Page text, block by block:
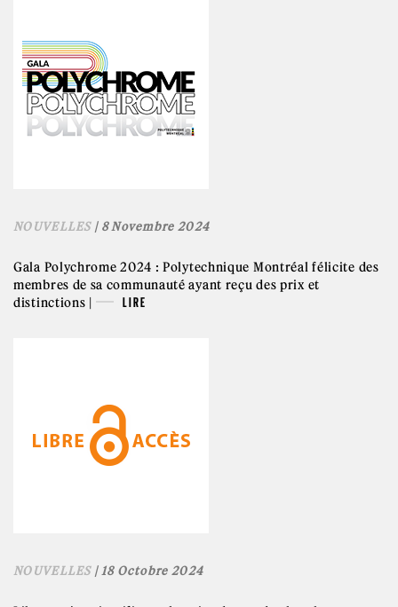
NOUVELLES| 8 Novembre 2024
Gala Polychrome 2024 : Polytechnique Montréal félicite des
membres de sa communauté ayant reçu des prix et
distinctions |
LIRE
NOUVELLES| 18 Octobre 2024